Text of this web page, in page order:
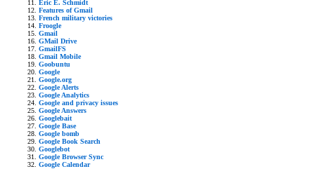
Eric E. Schmidt
Features of Gmail
French military victories
Froogle
Gmail
GMail Drive
GmailFS
Gmail Mobile
Goobuntu
Google
Google.org
Google Alerts
Google Analytics
Google and privacy issues
Google Answers
Googlebait
Google Base
Google bomb
Google Book Search
Googlebot
Google Browser Sync
Google Calendar